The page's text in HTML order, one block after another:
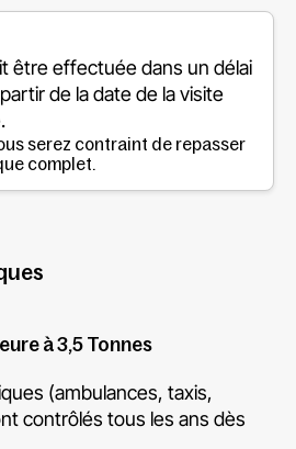
être effectuée dans un délai
de la date de la visite
serez contraint de repasser
complet.
à 3,5 Tonnes
(ambulances, taxis,
contrôlés tous les ans dès